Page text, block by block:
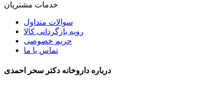
خدمات مشتریان
سوالات متداول
رویه بازگردانی کالا
حریم خصوصی
تماس با ما
درباره داروخانه دکتر سحر احمدی